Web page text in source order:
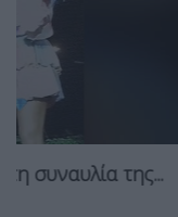
Τσίπρας:
3